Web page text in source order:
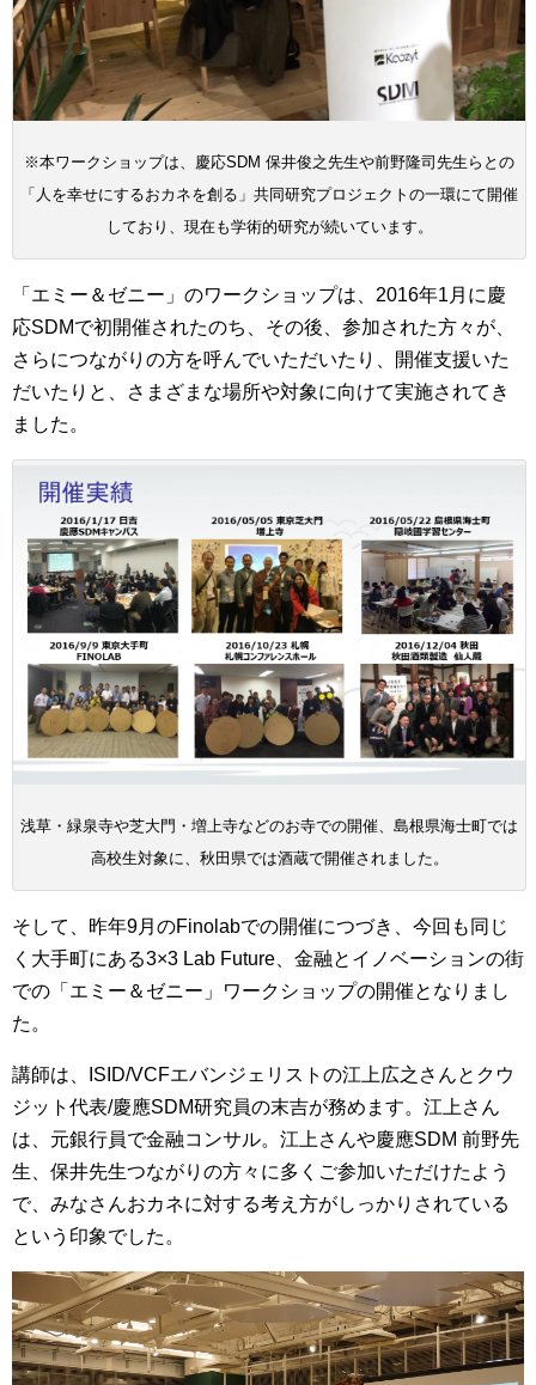
※本ワークショップは、慶応SDM 保井俊之先生や前野隆司先生らとの
「人を幸せにするおカネを創る」共同研究プロジェクトの一環にて開催
しており、現在も学術的研究が続いています。
「エミー＆ゼニー」のワークショップは、2016年1月に慶
応SDMで初開催されたのち、その後、参加された方々が、
さらにつながりの方を呼んでいただいたり、開催支援いた
だいたりと、さまざまな場所や対象に向けて実施されてき
ました。
浅草・緑泉寺や芝大門・増上寺などのお寺での開催、島根県海士町では
高校生対象に、秋田県では酒蔵で開催されました。
そして、昨年9月のFinolabでの開催につづき、今回も同じ
く大手町にある3×3 Lab Future、金融とイノベーションの街
での「エミー＆ゼニー」ワークショップの開催となりまし
た。
講師は、ISID/VCFエバンジェリストの江上広之さんとクウ
ジット代表/慶應SDM研究員の末吉が務めます。江上さん
は、元銀行員で金融コンサル。江上さんや慶應SDM 前野先
生、保井先生つながりの方々に多くご参加いただけたよう
で、みなさんおカネに対する考え方がしっかりされている
という印象でした。